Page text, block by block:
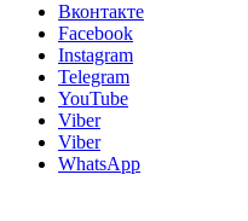
Вконтакте
Facebook
Instagram
Telegram
YouTube
Viber
Viber
WhatsApp